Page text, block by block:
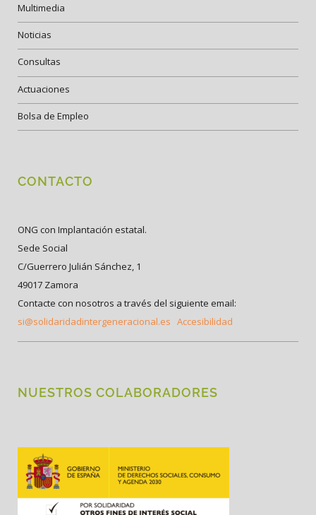
Multimedia
Noticias
Consultas
Actuaciones
Bolsa de Empleo
CONTACTO
ONG con Implantación estatal.
Sede Social
C/Guerrero Julián Sánchez, 1
49017 Zamora
Contacte con nosotros a través del siguiente email:
si@solidaridadintergeneracional.es Accesibilidad
NUESTROS COLABORADORES